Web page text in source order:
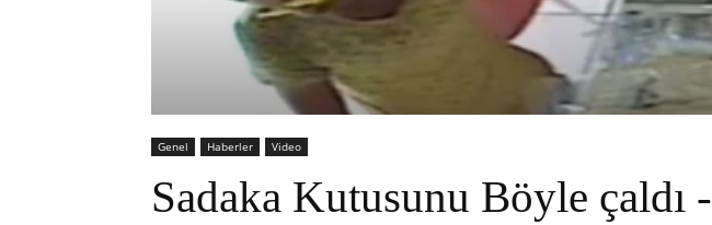
Genel Haberler Video
Sadaka Kutusunu Böyle çaldı -